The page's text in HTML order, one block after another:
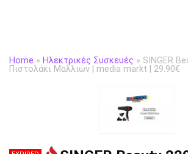
Home » Hλεκτρικές Συσκευές » SINGER
Πιστολάκι Μαλλιών | media markt | 29.90€